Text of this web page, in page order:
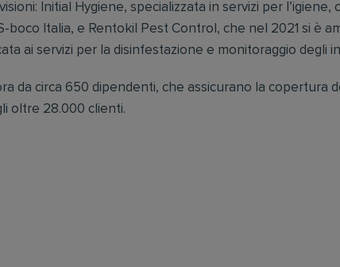
Initial Hygiene, specializzata in servizi per l’igiene,
boco Italia, e Rentokil Pest Control, che nel 2021 si è
ai servizi per la disinfestazione e monitoraggio degli
da circa 650 dipendenti, che assicurano la copertura
oltre 28.000 clienti.